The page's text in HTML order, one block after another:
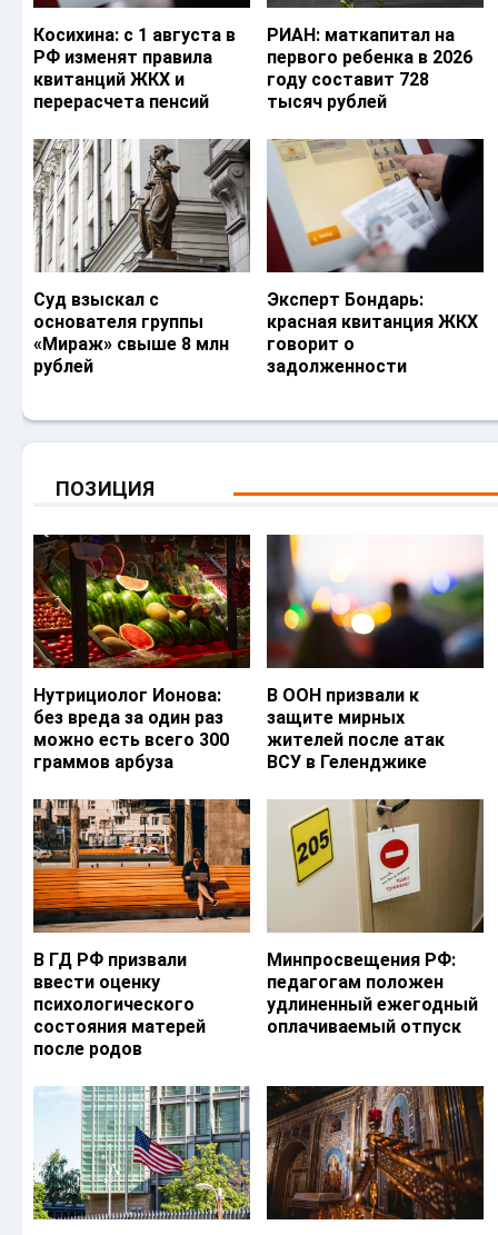
Косихина: с 1 августа в
РФ изменят правила
квитанций ЖКХ и
перерасчета пенсий
РИАН: маткапитал на
первого ребенка в 2026
году составит 728
тысяч рублей
Суд взыскал с
основателя группы
«Мираж» свыше 8 млн
рублей
Эксперт Бондарь:
красная квитанция ЖКХ
говорит о
задолженности
ПОЗИЦИЯ
Нутрициолог Ионова:
без вреда за один раз
можно есть всего 300
граммов арбуза
В ООН призвали к
защите мирных
жителей после атак
ВСУ в Геленджике
В ГД РФ призвали
ввести оценку
психологического
состояния матерей
после родов
Минпросвещения РФ:
педагогам положен
удлиненный ежегодный
оплачиваемый отпуск